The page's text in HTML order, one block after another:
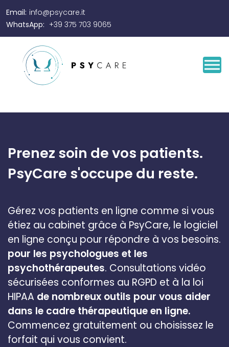
Email: info@psycare.it
WhatsApp: +39 375 703 9065
Prenez soin de vos patients.
PsyCare s'occupe du reste.
Gérez vos patients en ligne comme si vous
étiez au cabinet grâce à PsyCare, le logiciel
en ligne conçu pour répondre à vos besoins.
pour les psychologues et les
psychothérapeutes. Consultations vidéo
sécurisées conformes au RGPD et à la loi
HIPAA de nombreux outils pour vous aider
dans le cadre thérapeutique en ligne.
Commencez gratuitement ou choisissez le
forfait qui vous convient.